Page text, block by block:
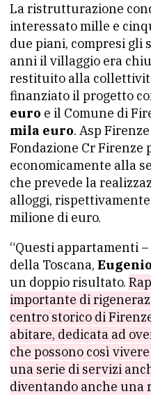
La ristrutturazione
interessato mille e
due piani, compresi gli
anni il villaggio era
restituito alla
finanziato il progetto
euro e il Comune di
mila euro. Asp
Fondazione Cr Firenze
economicamente alla
che prevede la
alloggi,
milione di euro.
“Questi appartamenti
della Toscana,
un doppio risultato.
importante di
centro storico di
abitare, dedicata ad
che possono così
una serie di servizi
diventando anche una